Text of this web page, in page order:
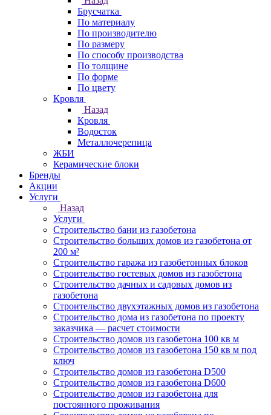
Брусчатка
По материалу
По производителю
По размеру
По способу производства
По толщине
По форме
По цвету
Кровля
Назад
Кровля
Водосток
Металлочерепица
ЖБИ
Керамические блоки
Бренды
Акции
Услуги
Назад
Услуги
Строительство бани из газобетона
Строительство больших домов из газобетона от
200 м²
Строительство гаража из газобетонных блоков
Строительство гостевых домов из газобетона
Строительство дачных и садовых домов из
газобетона
Строительство двухэтажных домов из газобетона
Строительство дома из газобетона по проекту
заказчика — расчет стоимости
Строительство домов из газобетона 100 кв м
Строительство домов из газобетона 150 кв м под
ключ
Строительство домов из газобетона D500
Строительство домов из газобетона D600
Строительство домов из газобетона для
постоянного проживания